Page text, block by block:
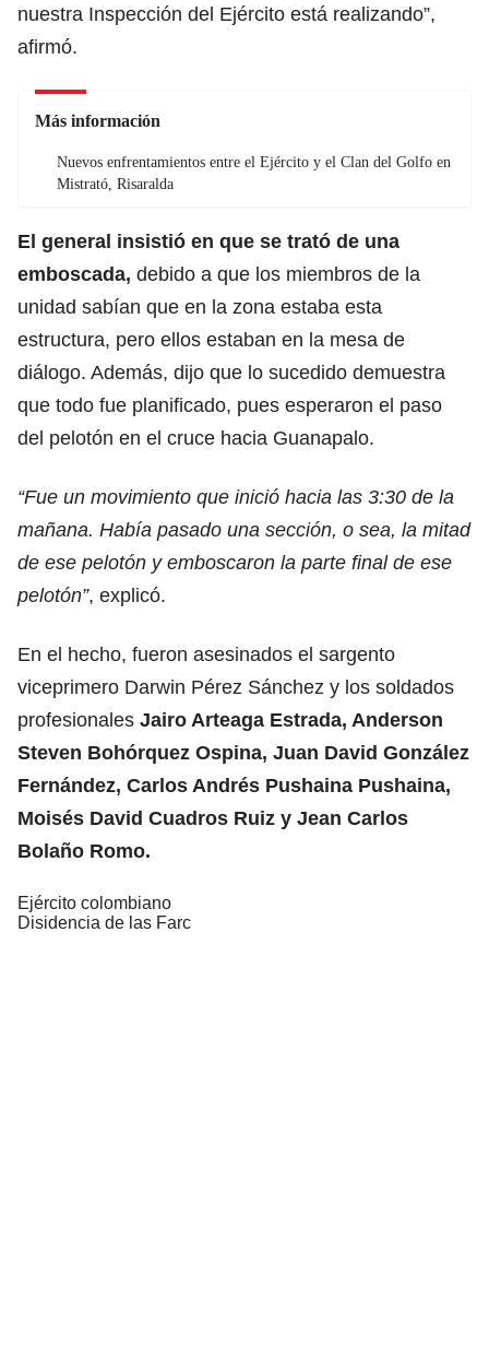
nuestra Inspección del Ejército está realizando”,
afirmó.
Más información
Nuevos enfrentamientos entre el Ejército y el Clan del Golfo en
Mistrató, Risaralda
El general insistió en que se trató de una
emboscada, debido a que los miembros de la
unidad sabían que en la zona estaba esta
estructura, pero ellos estaban en la mesa de
diálogo. Además, dijo que lo sucedido demuestra
que todo fue planificado, pues esperaron el paso
del pelotón en el cruce hacia Guanapalo.
“Fue un movimiento que inició hacia las 3:30 de la
mañana. Había pasado una sección, o sea, la mitad
de ese pelotón y emboscaron la parte final de ese
pelotón”, explicó.
En el hecho, fueron asesinados el sargento
viceprimero Darwin Pérez Sánchez y los soldados
profesionales Jairo Arteaga Estrada, Anderson
Steven Bohórquez Ospina, Juan David González
Fernández, Carlos Andrés Pushaina Pushaina,
Moisés David Cuadros Ruiz y Jean Carlos
Bolaño Romo.
Ejército colombiano
Disidencia de las Farc